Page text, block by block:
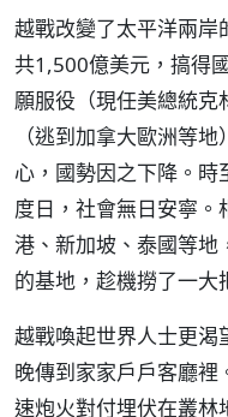
越戰改變了太平洋兩岸
共1,500億美元，搞得
願服役（現任美總統克
（逃到加拿大歐洲等
心，國勢因之下降。
度日，社會無日安寧。
港、新加坡、泰國等地
的基地，趁機撈了一大
越戰喚起世界人士更渴
晚傳到家家戶戶客廳
速炮火對付埋伏在叢林